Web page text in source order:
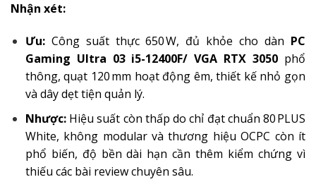
Nhận xét:
Ưu:Công suất thực 650 W, đủ khỏe cho dàn PC
Gaming Ultra 03 i5-12400F/ VGA RTX 3050 phổ
thông, quạt 120 mm hoạt động êm, thiết kế nhỏ gọn
và dây dẹt tiện quản lý.
Nhược: Hiệu suất còn thấp do chỉ đạt chuẩn 80 PLUS
White, không modular và thương hiệu OCPC còn ít
phổ biến, độ bền dài hạn cần thêm kiểm chứng vì
thiếu các bài review chuyên sâu.